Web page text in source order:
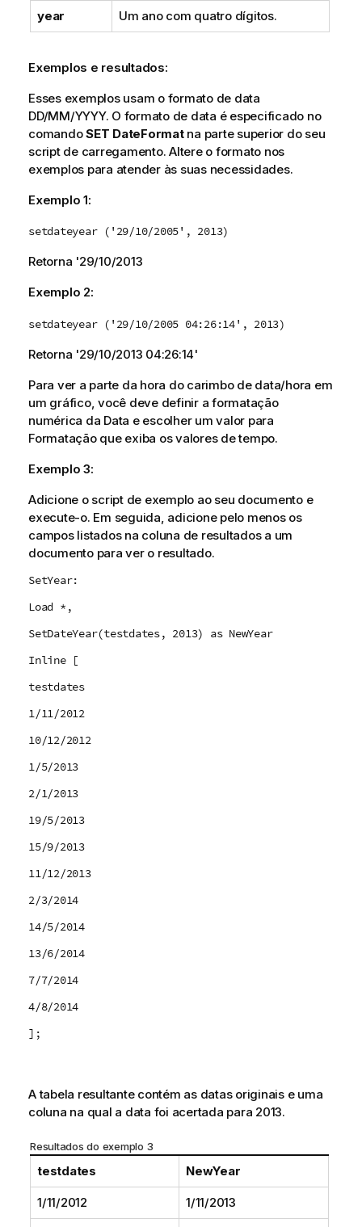
year Um ano com quatro dígitos.
Exemplos e resultados:
Esses exemplos usam o formato de data
DD/MM/YYYY. O formato de data é especificado no
comandoSET DateFormatna parte superior do seu
script de carregamento. Altere o formato nos
exemplos para atender às suas necessidades.
Exemplo 1:
setdateyear ('29/10/2005', 2013)
Retorna '29/10/2013
Exemplo 2:
setdateyear ('29/10/2005 04:26:14', 2013)
Retorna '29/10/2013 04:26:14'
Para ver a parte da hora do carimbo de data/hora em
um gráfico, você deve definir a formatação
numérica da Data e escolher um valor para
Formatação que exiba os valores de tempo.
Exemplo 3:
Adicione o script de exemplo ao seu documento e
execute-o. Em seguida, adicione pelo menos os
campos listados na coluna de resultados a um
documento para ver o resultado.
SetYear:
Load *,
SetDateYear(testdates, 2013) as NewYear
Inline [
testdates
1/11/2012
10/12/2012
1/5/2013
2/1/2013
19/5/2013
15/9/2013
11/12/2013
2/3/2014
14/5/2014
13/6/2014
7/7/2014
4/8/2014
];
A tabela resultante contém as datas originais e uma
coluna na qual a data foi acertada para 2013.
Resultados do exemplo 3
testdates NewYear
1/11/2012 1/11/2013